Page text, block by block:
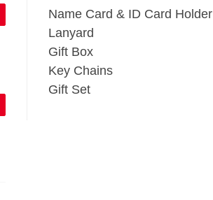
Name Card & ID Card Holder
Lanyard
Gift Box
Key Chains
Gift Set